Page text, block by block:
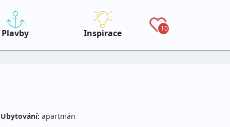
Plavby Inspirace 10
Ubytování: apartmán